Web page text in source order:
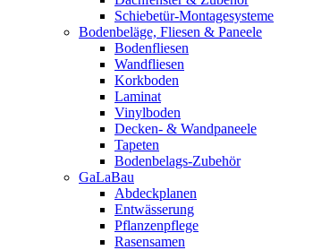
Schiebetür-Montagesysteme
Bodenbeläge, Fliesen & Paneele
Bodenfliesen
Wandfliesen
Korkboden
Laminat
Vinylboden
Decken- & Wandpaneele
Tapeten
Bodenbelags-Zubehör
GaLaBau
Abdeckplanen
Entwässerung
Pflanzenpflege
Rasensamen